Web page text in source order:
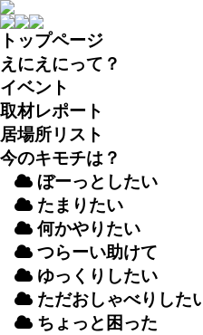
トップページ
えにえにって？
イベント
取材レポート
居場所リスト
今のキモチは？
ぼーっとしたい
たまりたい
何かやりたい
つらーい助けて
ゆっくりしたい
ただおしゃべりした
ちょっと 困 った